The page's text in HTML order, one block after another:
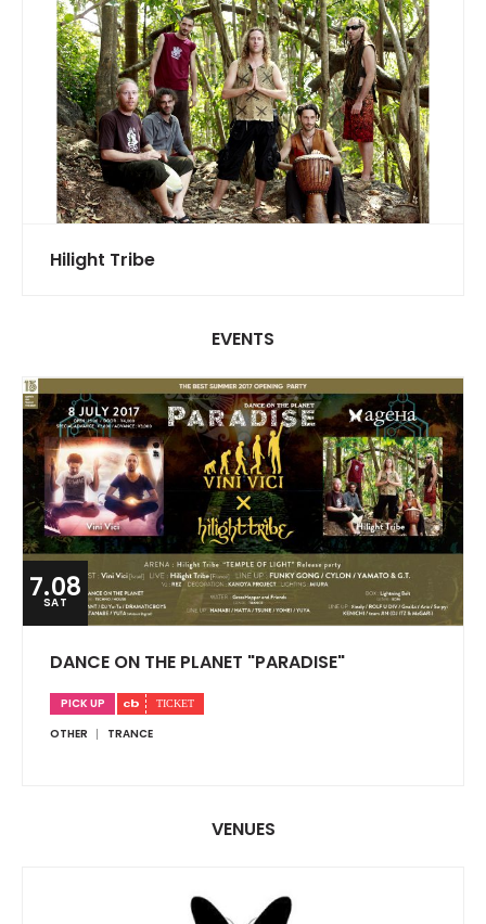
Hilight Tribe
EVENTS
7.08
SAT
DANCE ON THE PLANET "PARADISE"
PICK UP
OTHER
TRANCE
VENUES